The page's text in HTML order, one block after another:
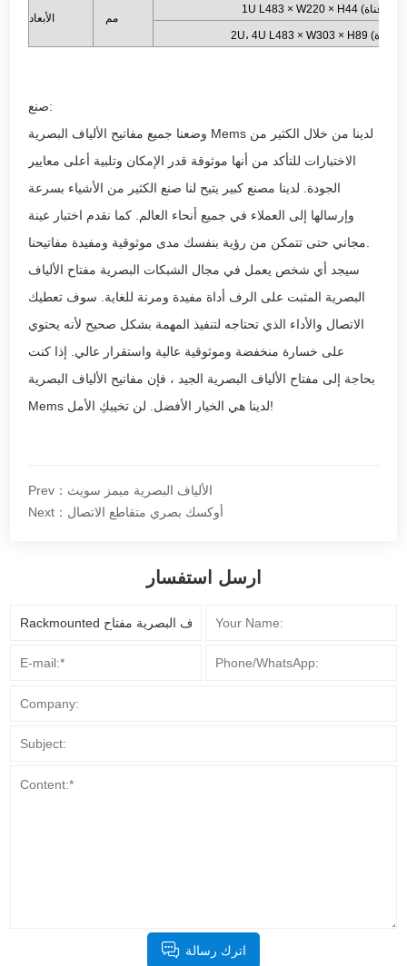
الأبعاد مم
صنع:
وضعنا جميع مفاتيح الألياف البصرية Mems لدينا من خلال الكثير من
الاختبارات للتأكد من أنها موثوقة قدر الإمكان وتلبية أعلى معايير
الجودة. لدينا مصنع كبير يتيح لنا صنع الكثير من الأشياء بسرعة
وإرسالها إلى العملاء في جميع أنحاء العالم. كما نقدم اختبار عينة
سيجد أي شخص يعمل في مجال الشبكات البصرية مفتاح الألياف
البصرية المثبت على الرف أداة مفيدة ومرنة للغاية. سوف تعطيك
الاتصال والأداء الذي تحتاجه لتنفيذ المهمة بشكل صحيح لأنه يحتوي
على خسارة منخفضة وموثوقية عالية واستقرار عالي. إذا كنت
بحاجة إلى مفتاح الألياف البصرية الجيد ، فإن مفاتيح الألياف البصرية
Mems لدينا هي الخيار الأفضل. لن تخيبكِ الأمل!
Prev：الألياف البصرية ميمز سويث
Next：أوكسك بصري متقاطع الاتصال
ارسل استفسار
اترك رسالة